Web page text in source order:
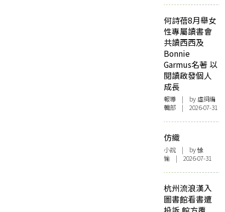
何詩蓓8月舉女
性專屬讀書會
共讀西西及
Bonnie
Garmus名著 以
閱讀啟發個人
成長
報導 | by 虛詞編
輯部 | 2026-07-31
仿織
小說 | by 悇
愉 | 2026-07-31
杭州流浪漢入
圖書館看書遭